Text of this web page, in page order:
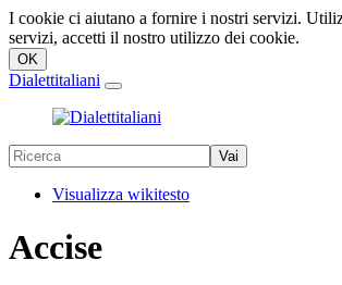
I cookie ci aiutano a fornire i nostri servizi.
servizi, accetti il nostro utilizzo dei cookie.
Dialettitaliani
Visualizza wikitesto
Accise